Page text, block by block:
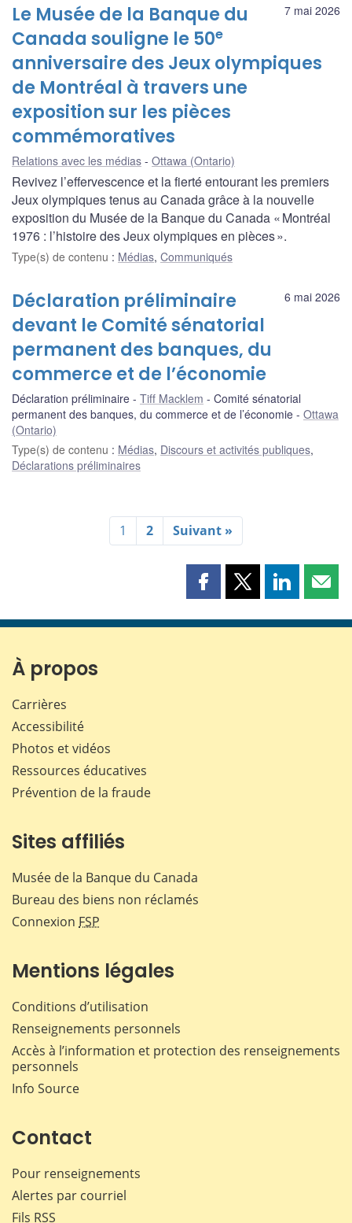
7 mai 2026
Le Musée de la Banque du
Canada souligne le 50e
anniversaire des Jeux olympiques
de Montréal à travers une
exposition sur les pièces
commémoratives
Relations avec les médias Ottawa (Ontario)
Revivez l’effervescence et la fierté entourant les premiers
Jeux olympiques tenus au Canada grâce à la nouvelle
exposition du Musée de la Banque du Canada « Montréal
1976 : l’histoire des Jeux olympiques en pièces ».
Type(s) de contenu : Médias, Communiqués
6 mai 2026
Déclaration préliminaire
devant le Comité sénatorial
permanent des banques, du
commerce et de l’économie
Déclaration préliminaire Tiff Macklem
Comité sénatorial
permanent des banques, du commerce et de l’économie
Ottawa
(Ontario)
Type(s) de contenu : Médias, Discours et activités publiques,
Déclarations préliminaires
1 2 Suivant »
Partager
page
Partager
page
Partager
page page
À propos
Carrières
Accessibilité
Photos et vidéos
Ressources éducatives
Prévention de la fraude
Sites affiliés
Musée de la Banque du Canada
Bureau des biens non réclamés
Connexion FSP
Mentions légales
Conditions d’utilisation
Renseignements personnels
Accès à l’information et protection des renseignements
personnels
Info Source
Contact
Pour renseignements
Alertes par courriel
Fils RSS